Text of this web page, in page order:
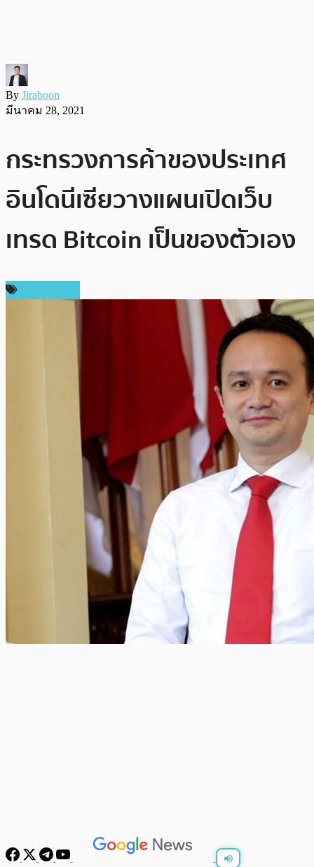
By Jiraboon
มีนาคม 28, 2021
กระทรวงการค้าของประเทศ
อินโดนีเซียวางแผนเปิดเว็บ
เทรด Bitcoin เป็นของตัวเอง